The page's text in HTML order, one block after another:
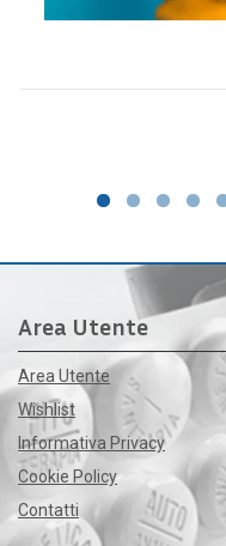
Area Utente
Area Utente
Wishlist
Informativa Privacy
Cookie Policy
Contatti